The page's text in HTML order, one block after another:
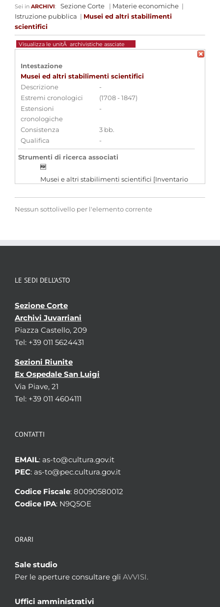
Sei in ARCHIVI: Sezione Corte | Materie economiche |
Istruzione pubblica | Musei ed altri stabilimenti
scientifici
Visualizza le unitÃ archivistiche assciate
Intestazione
Musei ed altri stabilimenti scientifici
Descrizione
-
Estremi cronologici
(1708 - 1847)
Estensioni
cronologiche
-
Consistenza
3 bb.
Qualifica
-
Strumenti di ricerca associati
Musei e altri stabilimenti scientifici [Inventario
Aggregazioni associate al record corrente
Nessun sottolivello per l'elemento corrente
LE SEDI DELL’ASTO
Sezione Corte
Archivi Juvarriani
Piazza Castello, 209
Tel: +39 011 5624431
Sezioni Riunite
Ex Ospedale San Luigi
Via Piave, 21
Tel: +39 011 4604111
CONTATTI
EMAIL: as-to@cultura.gov.it
PEC: as-to@pec.cultura.gov.it
Codice Fiscale: 80090580012
Codice IPA: N9Q5OE
ORARI
Sale studio
Per le aperture consultare gli AVVISI.
Uffici amministrativi